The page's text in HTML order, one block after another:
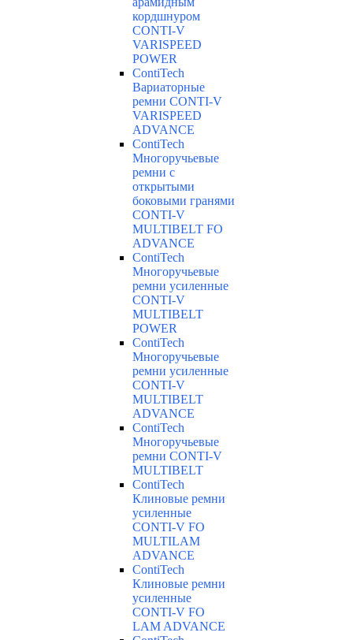
кордшнуром
CONTI-V
VARISPEED
POWER
ContiTech
Вариаторные
ремни CONTI-V
VARISPEED
ADVANCE
ContiTech
Многоручьевые
ремни с
открытыми
боковыми гранями
CONTI-V
MULTIBELT FO
ADVANCE
ContiTech
Многоручьевые
ремни усиленные
CONTI-V
MULTIBELT
POWER
ContiTech
Многоручьевые
ремни усиленные
CONTI-V
MULTIBELT
ADVANCE
ContiTech
Многоручьевые
ремни CONTI-V
MULTIBELT
ContiTech
Клиновые ремни
усиленные
CONTI-V FO
MULTILAM
ADVANCE
ContiTech
Клиновые ремни
усиленные
CONTI-V FO
LAM ADVANCE